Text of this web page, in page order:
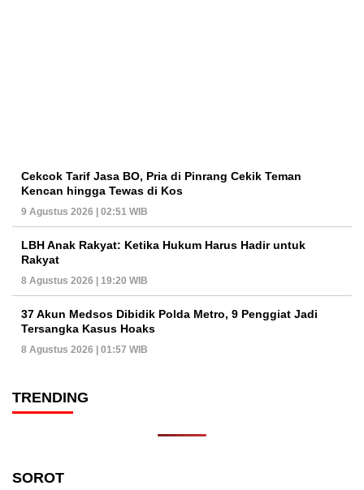
Cekcok Tarif Jasa BO, Pria di Pinrang Cekik Teman
Kencan hingga Tewas di Kos
9 Agustus 2026 | 02:51 WIB
LBH Anak Rakyat: Ketika Hukum Harus Hadir untuk
Rakyat
8 Agustus 2026 | 19:20 WIB
37 Akun Medsos Dibidik Polda Metro, 9 Penggiat Jadi
Tersangka Kasus Hoaks
8 Agustus 2026 | 01:57 WIB
TRENDING
SOROT